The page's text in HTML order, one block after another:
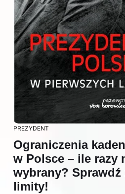
PREZYDENT
Ograniczenia
w Polsce – ile razy
wybrany? Sprawdź
limity!